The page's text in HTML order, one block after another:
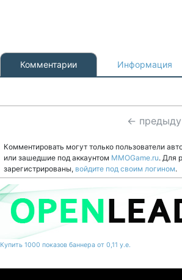
Комментарии Информация
←
Комментировать могут только пользователи
или зашедшие под аккаунтом MMOGame.ru. Для
зарегистрированы, войдите под своим логином.
Купить 1000 показов баннера от 0,11 у.е.